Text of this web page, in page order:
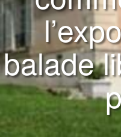
balade